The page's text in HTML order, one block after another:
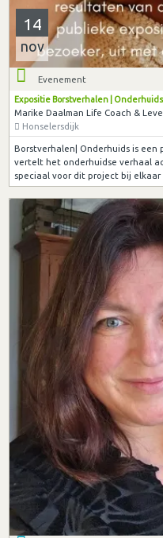
14
nov
Evenement
Expositie Borstverhalen | Onderhuids
Marike Daalman Life Coach &
Honselersdijk
Borstverhalen| Onderhuids is
vertelt het onderhuidse verhaal
speciaal voor dit project bij elkaar